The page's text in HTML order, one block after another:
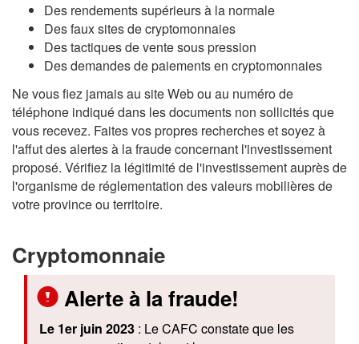
Des rendements supérieurs à la normale
Des faux sites de cryptomonnaies
Des tactiques de vente sous pression
Des demandes de paiements en cryptomonnaies
Ne vous fiez jamais au site Web ou au numéro de
téléphone indiqué dans les documents non sollicités que
vous recevez. Faites vos propres recherches et soyez à
l'affut des alertes à la fraude concernant l'investissement
proposé. Vérifiez la légitimité de l'investissement auprès de
l'organisme de réglementation des valeurs mobilières de
votre province ou territoire.
Cryptomonnaie
Alerte à la fraude!
Le 1er juin 2023 : LeCAFC constate que les